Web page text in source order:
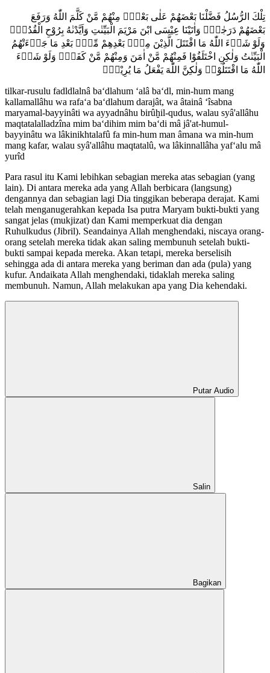
تِلْكَ الرُّسُلُ فَضَّلْنَا بَعْضَهُمْ عَلٰى بَعْضٍۘ مِنْهُمْ مَّنْ كَلَّمَ اللّٰهُ وَرَفَعَ
بَعْضَهُمْ دَرَجٰتٍۗ وَاٰتَيْنَا عِيْسَى ابْنَ مَرْيَمَ الْبَيِّنٰتِ وَاَيَّدْنٰهُ بِرُوْحِ الْقُدُسِۗ
وَلَوْ شَاۤءَ اللّٰهُ مَا اقْتَتَلَ الَّذِيْنَ مِنْۢ بَعْدِهِمْ مِّنْۢ بَعْدِ مَا جَاۤءَتْهُمُ
الْبَيِّنٰتُ وَلٰكِنِ اخْتَلَفُوْا فَمِنْهُمْ مَّنْ اٰمَنَ وَمِنْهُمْ مَّنْ كَفَرَۗ وَلَوْ شَاۤءَ
اللّٰهُ مَا اقْتَتَلُوْاۗ وَلٰكِنَّ اللّٰهَ يَفْعَلُ مَا يُرِيْدُࣖ
tilkar-rusulu fadldlalnâ ba‘dlahum ‘alâ ba‘dl, min-hum mang
kallamallâhu wa rafa‘a ba‘dlahum darajât, wa âtainâ ‘îsabna
maryamal-bayyinâti wa ayyadnâhu birûḫil-qudus, walau syâ'allâhu
maqtatalalladzîna mim ba‘dihim mim ba‘di mâ jâ'at-humul-
bayyinâtu wa lâkinikhtalafû fa min-hum man âmana wa min-hum
mang kafar, walau syâ'allâhu maqtatalû, wa lâkinnallâha yaf‘alu mâ
yurîd
Para rasul itu Kami lebihkan sebagian mereka atas sebagian (yang
lain). Di antara mereka ada yang Allah berbicara (langsung)
dengannya dan sebagian lagi Dia tinggikan beberapa derajat. Kami
telah menganugerahkan kepada Isa putra Maryam bukti-bukti yang
sangat jelas (mukjizat) dan Kami memperkuat dia dengan
Ruhulkudus (Jibril). Seandainya Allah menghendaki, niscaya orang-
orang setelah mereka tidak akan saling membunuh setelah bukti-
bukti sampai kepada mereka. Akan tetapi, mereka berselisih
sehingga ada di antara mereka yang beriman dan ada (pula) yang
kufur. Andaikata Allah menghendaki, tidaklah mereka saling
membunuh. Namun, Allah melakukan apa yang Dia kehendaki.
Putar Audio
Salin
Bagikan